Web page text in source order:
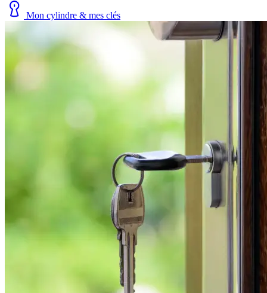
Mon cylindre & mes clés